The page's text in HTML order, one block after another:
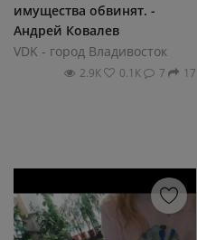
имущества обвинят. -
Андрей Ковалев
VDK - город Владивосток
2.9К 0.1К 7 17